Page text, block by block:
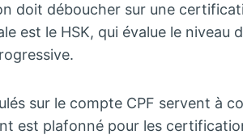
doit déboucher sur une
est le HSK, qui évalue le niveau
sur le compte CPF servent à
est plafonné pour les